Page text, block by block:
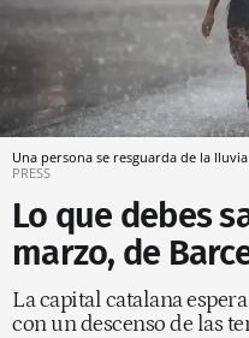
Una persona se resguarda de la
PRESS
Lo que debes
marzo, de
La capital catalana
con un descenso de las